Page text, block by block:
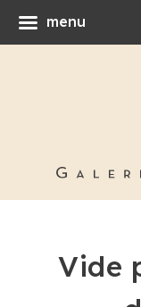
Vide
menu